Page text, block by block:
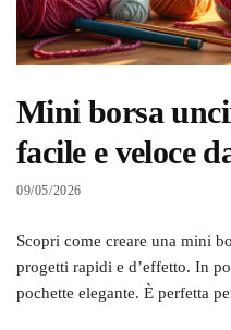
Mini borsa
facile e veloce
09/05/2026
Scopri come creare una mini
progetti rapidi e d’effetto. In
pochette elegante. È perfetta